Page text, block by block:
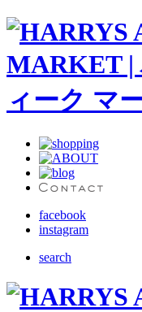
facebook
instagram
search